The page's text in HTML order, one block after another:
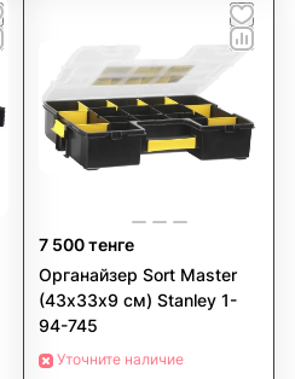
7 500 тенге
Органайзер Sort Master
(43х33х9 см) Stanley 1-
94-745
Уточните наличие